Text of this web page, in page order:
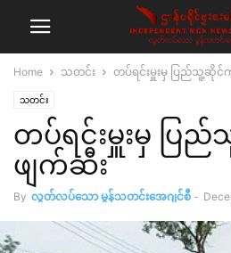
Home သတင်း တပ်ရင်းမှူးမှ ပြည်သူ့ဆို
သတင်း
တပ်ရင်းမှူးမှ ပ
ဖျက်ဆီး
By လွတ်လပ်သော မွန်သတင်းအေဂျင်စီ -